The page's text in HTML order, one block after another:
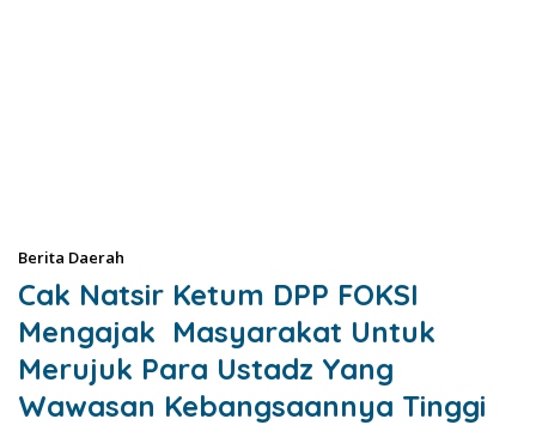
Berita Daerah
Cak Natsir Ketum DPP FOKSI
Mengajak Masyarakat Untuk
Merujuk Para Ustadz Yang
Wawasan Kebangsaannya Tinggi